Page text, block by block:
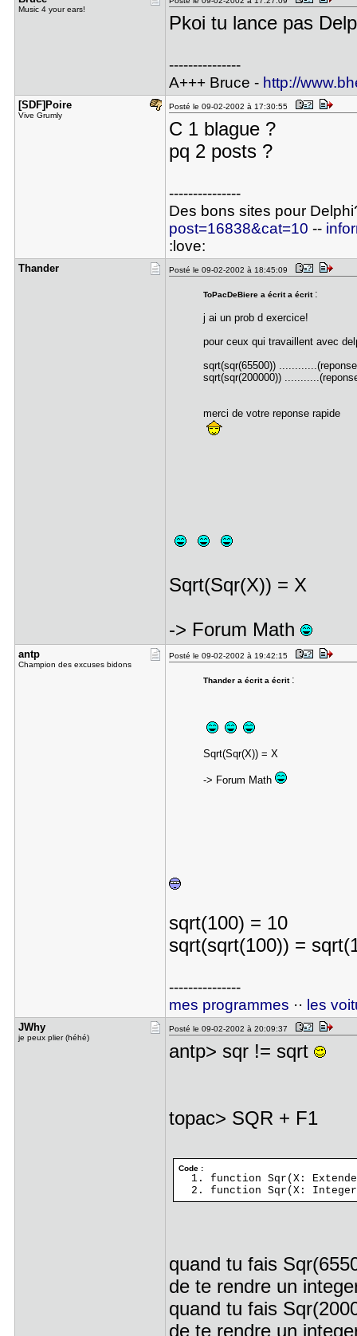
Music 4 your ears!
Pkoi tu lance pas
---------------
A+++ Bruce - http://
[SDF]Poire
Vive Grumly
Posté le 09-02-2002 à 17:30:55
C 1 blague ?
pq 2 posts ?
---------------
Des bons sites pour
post=16838&cat=10 --
:love:
Thander Posté le 09-02-2002 à 18:45:09
ToPacDeBiere a écrit a écrit :
j ai un prob d exercice!
pour ceux qui travaillent avec
sqrt(sqr(65500))
sqrt(sqr(200000))
merci de votre reponse rapide
Sqrt(Sqr(X)) = X
-> Forum Math
antp
Champion des excuses bidons
Posté le 09-02-2002 à 19:42:15
Thander a écrit a écrit :
Sqrt(Sqr(X)) = X
-> Forum Math
sqrt(100) = 10
sqrt(sqrt(100)) =
---------------
mes programmes ·· les
JWhy
je peux plier (héhé)
Posté le 09-02-2002 à 20:09:37
antp> sqr != sqrt
topac> SQR + F1
Code :
function Sqr(X:
function Sqr(X:
quand tu fais
de te rendre un
quand tu fais
de te rendre un